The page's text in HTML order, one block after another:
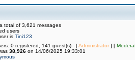
total of 3,621 messages
users
is Tini123
0 registered, 141 guest(s) [Administrator] [
38,926 on 14/06/2025 19:33:01